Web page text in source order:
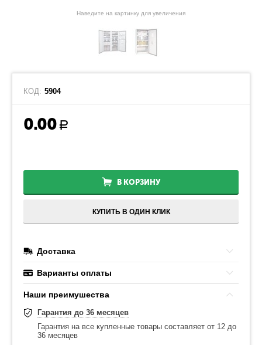
Наведите на картинку для увеличения
КОД: 5904
0.00 Р
В КОРЗИНУ
КУПИТЬ В ОДИН КЛИК
Доставка
Варианты оплаты
Наши преимушества
Гарантия до 36 месяцев
Гарантия на все купленные товары составляет от 12 до
36 месяцев